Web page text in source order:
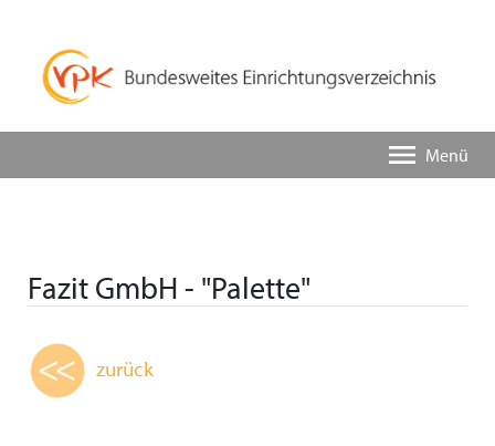
Menü
Fazit GmbH - "Palette"
zurück